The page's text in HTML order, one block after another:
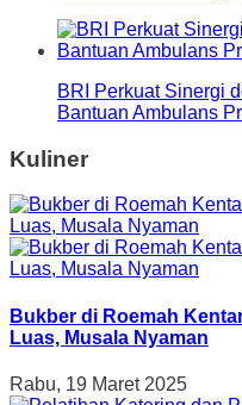
BRI Perkuat Sinergi
Bantuan Ambulans
Kuliner
Bukber di Roemah
Luas, Musala Nyaman
Rabu, 19 Maret 2025